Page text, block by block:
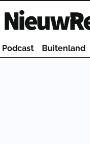
Homepage van
Podcast Buitenland